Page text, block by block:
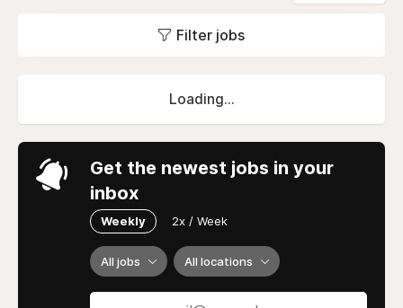
Filter jobs
Loading...
Get the newest jobs in your
inbox
Weekly 2x / Week
All jobs All locations